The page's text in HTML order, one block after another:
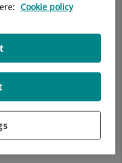
on the
The vision
Cookie policy